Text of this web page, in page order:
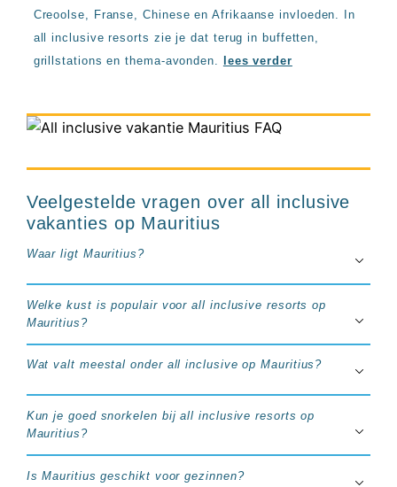
Creoolse, Franse, Chinese en Afrikaanse invloeden. In
all inclusive resorts zie je dat terug in buffetten,
grillstations en thema-avonden.
lees verder
Veelgestelde vragen over all inclusive
vakanties op Mauritius
Waar ligt Mauritius?
Welke kust is populair voor all inclusive resorts op
Mauritius?
Wat valt meestal onder all inclusive op Mauritius?
Kun je goed snorkelen bij all inclusive resorts op
Mauritius?
Is Mauritius geschikt voor gezinnen?